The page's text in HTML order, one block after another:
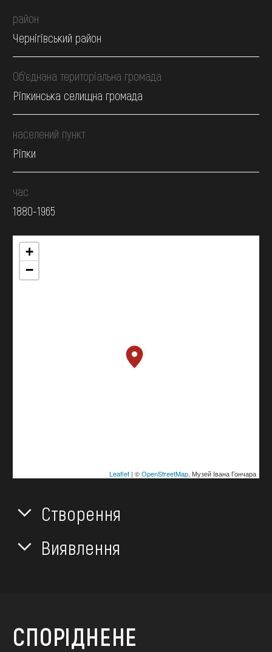
район
Чернігівський район
Об’єднана територіальна громада
Ріпкинська селищна громада
населений пункт
Ріпки
час
1880-1965
+
−
Leaflet| ©OpenStreetMap, Музей Івана Гончара
Створення
Виявлення
СПОРІДНЕНЕ